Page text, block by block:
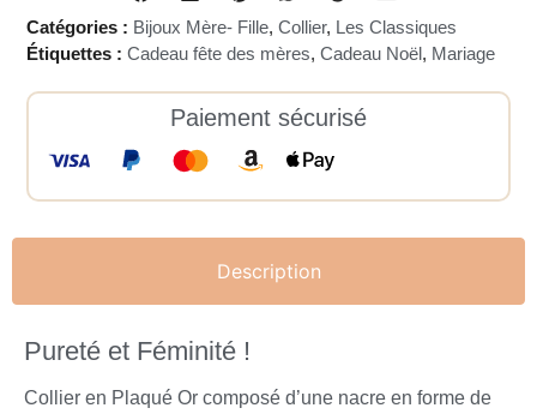
Catégories : Bijoux Mère- Fille,Collier, Les Classiques
Étiquettes : Cadeau fête des mères,Cadeau Noël, Mariage
Paiement sécurisé
Description
Pureté et Féminité !
Collier en Plaqué Or composé d’une nacre en forme de